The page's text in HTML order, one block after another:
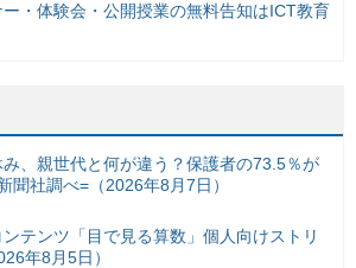
・体験会・公開授業の無料告知はICT教育
、親世代と何が違う？保護者の73.5％が
聞社調べ=（2026年8月7日）
テンツ「目で見る算数」個人向けストリ
年8月5日）